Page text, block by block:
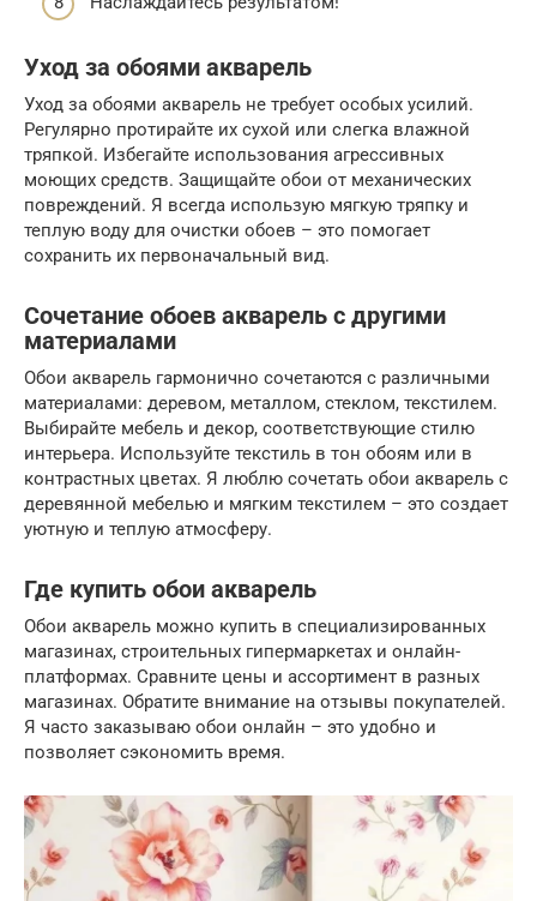
Уход за обоями акварель
Уход за обоями акварель не требует особых усилий.
Регулярно протирайте их сухой или слегка влажной
тряпкой. Избегайте использования агрессивных
моющих средств. Защищайте обои от механических
повреждений. Я всегда использую мягкую тряпку и
теплую воду для очистки обоев – это помогает
сохранить их первоначальный вид.
Сочетание обоев акварель с другими
материалами
Обои акварель гармонично сочетаются с различными
материалами: деревом, металлом, стеклом, текстилем.
Выбирайте мебель и декор, соответствующие стилю
интерьера. Используйте текстиль в тон обоям или в
контрастных цветах. Я люблю сочетать обои акварель с
деревянной мебелью и мягким текстилем – это создает
уютную и теплую атмосферу.
Где купить обои акварель
Обои акварель можно купить в специализированных
магазинах, строительных гипермаркетах и онлайн-
платформах. Сравните цены и ассортимент в разных
магазинах. Обратите внимание на отзывы покупателей.
Я часто заказываю обои онлайн – это удобно и
позволяет сэкономить время.